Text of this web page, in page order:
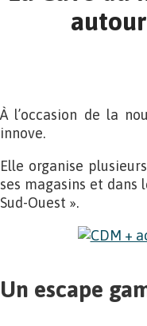
À l’occasion de la
innove.
Elle organise
ses magasins et dans
Sud-Ouest ».
Un escape